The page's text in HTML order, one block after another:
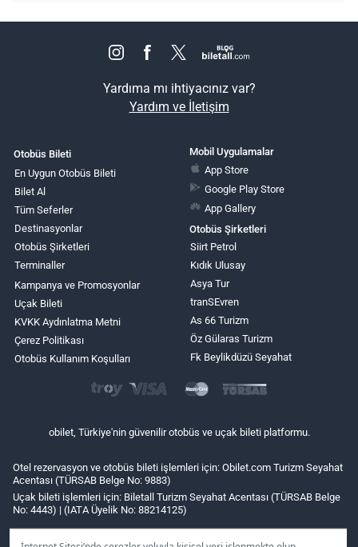
Yardıma mı ihtiyacınız var?
Yardım ve İletişim
Otobüs Bileti
En Uygun Otobüs Bileti
Bilet Al
Tüm Seferler
Destinasyonlar
Otobüs Şirketleri
Terminaller
Kampanya ve Promosyonlar
Uçak Bileti
KVKK Aydınlatma Metni
Çerez Politikası
Otobüs Kullanım Koşulları
Mobil Uygulamalar
App Store
Google Play Store
App Gallery
Otobüs Şirketleri
Siirt Petrol
Kıdık Ulusay
Asya Tur
tranSEvren
As 66 Turizm
Öz Gülaras Turizm
Fk Beylikdüzü Seyahat
obilet, Türkiye'nin güvenilir otobüs ve uçak bileti platformu.
Otel rezervasyon ve otobüs bileti işlemleri için: Obilet.com Turizm Seyahat
Acentası (TÜRSAB Belge No: 9883)
Uçak bileti işlemleri için: Biletall Turizm Seyahat Acentası (TÜRSAB Belge
No: 4443) | (IATA Üyelik No: 88214125)